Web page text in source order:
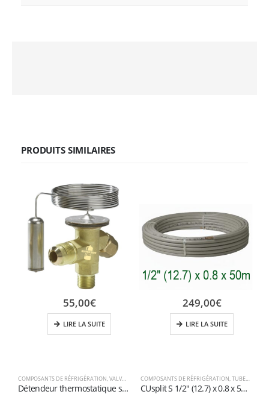
PRODUITS SIMILAIRES
COMPOSANTS DE RÉFRIGÉRATION VALVES D'EXPANSION
Détendeur thermostatique série T2 R448A-R449A
55,00€
LIRE LA SUITE
COMPOSANTS DE RÉFRIGÉRATION TUBES ET RACCORDS EN CUIVRE
CUsplit S 1/2″ (12.7) x 0.8 x 50m – Tube cuivre pré-isolé en rouleau
249,00€
LIRE LA SUITE